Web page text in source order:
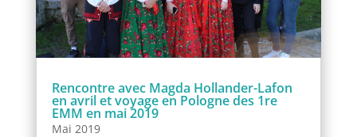
Rencontre avec Magda Hollander-Lafon
en avril et voyage en Pologne des 1re
EMM en mai 2019
Mai 2019